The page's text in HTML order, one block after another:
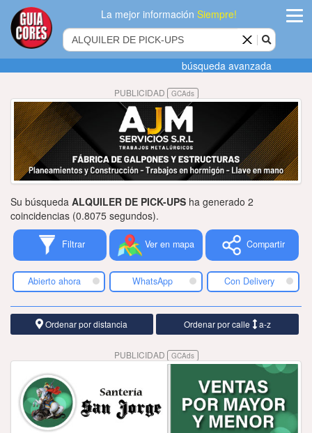
La mejor informaciónSiempre!
Agregar
empresa
Actualizar
datos
Publicidad
Tiendacores
Contactenos
búsqueda avanzada
PUBLICIDAD GCAds
Su búsqueda ALQUILER DE PICK-UPS ha generado 2
coincidencias (0.8075 segundos).
Filtrar Ver en mapa Compartir
Abierto ahora WhatsApp Con Delivery
Ordenar por distancia Ordenar por calle a-z
PUBLICIDAD GCAds